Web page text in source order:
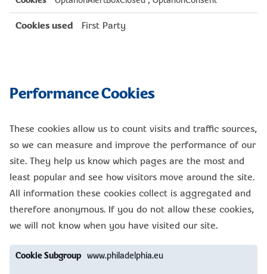
First Party
Performance Cookies
These cookies allow us to count visits and traffic sources,
so we can measure and improve the performance of our
site. They help us know which pages are the most and
least popular and see how visitors move around the site.
All information these cookies collect is aggregated and
therefore anonymous. If you do not allow these cookies,
we will not know when you have visited our site.
Performance
Cookies
www.philadelphia.eu